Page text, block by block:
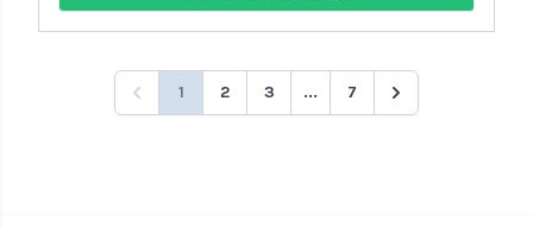
1 2 3 ... 7